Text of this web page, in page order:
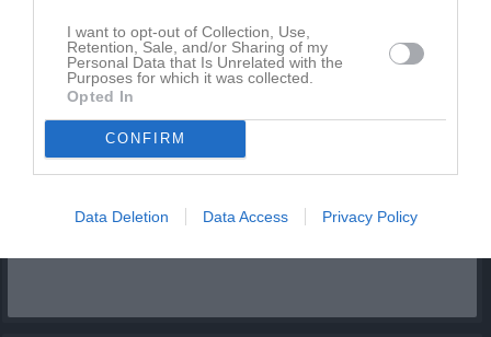
I want to opt-out of Collection, Use,
Retention, Sale, and/or Sharing of my
Personal Data that Is Unrelated with the
Purposes for which it was collected.
Opted In
CONFIRM
Data Deletion Data Access Privacy Policy
Inga kommande aktiviteter
Facebook